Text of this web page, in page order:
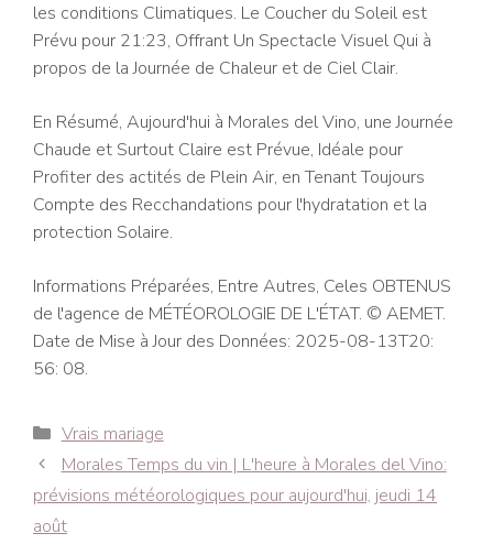
les conditions Climatiques. Le Coucher du Soleil est
Prévu pour 21:23, Offrant Un Spectacle Visuel Qui à
propos de la Journée de Chaleur et de Ciel Clair.
En Résumé, Aujourd'hui à Morales del Vino, une Journée
Chaude et Surtout Claire est Prévue, Idéale pour
Profiter des actités de Plein Air, en Tenant Toujours
Compte des Recchandations pour l'hydratation et la
protection Solaire.
Informations Préparées, Entre Autres, Celes OBTENUS
de l'agence de MÉTÉOROLOGIE DE L'ÉTAT. © AEMET.
Date de Mise à Jour des Données: 2025-08-13T20:
56: 08.
Catégories
Vrais mariage
Navigation
des
articles
Morales Temps du vin | L'heure à Morales del Vino:
prévisions météorologiques pour aujourd'hui, jeudi 14
août